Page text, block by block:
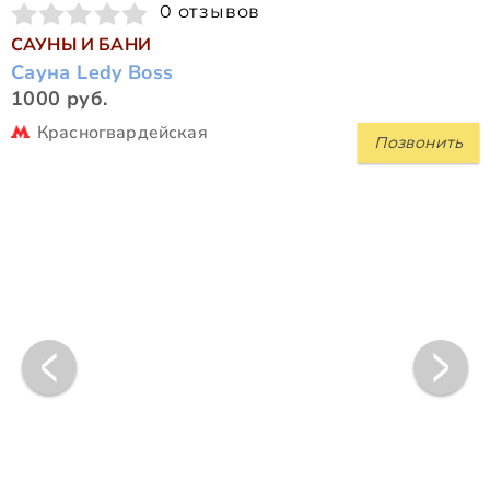
0 отзывов
САУНЫ И БАНИ
Сауна Ledy Boss
1000 руб.
Позвонить
Красногвардейская